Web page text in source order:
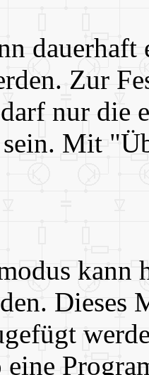
Zur
nur die
sein. Mit
kann
Dieses